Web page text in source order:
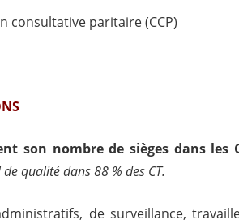
consultative paritaire (CCP)
son nombre de sièges dans les
qualité dans 88 % des CT.
de surveillance,